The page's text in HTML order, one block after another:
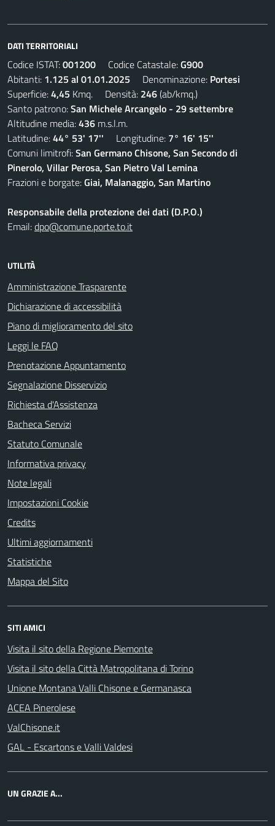
DATI TERRITORIALI
Codice ISTAT:001200 Codice Catastale:G900
Abitanti: 1.125 al 01.01.2025 Denominazione: Portesi
Superficie:4,45 Kmq. Densità: 246(ab/kmq.)
Santo patrono:San Michele Arcangelo - 29 settembre
Altitudine media:436 m.s.l.m.
Latitudine:44° 53' 17'' Longitudine: 7° 16' 15''
Comuni limitrofi:San Germano Chisone, San Secondo di
Pinerolo, Villar Perosa, San Pietro Val Lemina
Frazioni e borgate:Giai, Malanaggio, San Martino
Responsabile della protezione dei dati (D.P.O.)
Email:dpo@comune.porte.to.it
UTILITÀ
Amministrazione Trasparente
Dichiarazione di accessibilità
Piano di miglioramento del sito
Leggi le FAQ
Prenotazione Appuntamento
Segnalazione Disservizio
Richiesta d'Assistenza
Bacheca Servizi
Statuto Comunale
Informativa privacy
Note legali
Impostazioni Cookie
Credits
Ultimi aggiornamenti
Statistiche
Mappa del Sito
SITI AMICI
Visita il sito della Regione Piemonte
Visita il sito della Città Matropolitana di Torino
Unione Montana Valli Chisone e Germanasca
ACEA Pinerolese
ValChisone.it
GAL - Escartons e Valli Valdesi
UN GRAZIE A...